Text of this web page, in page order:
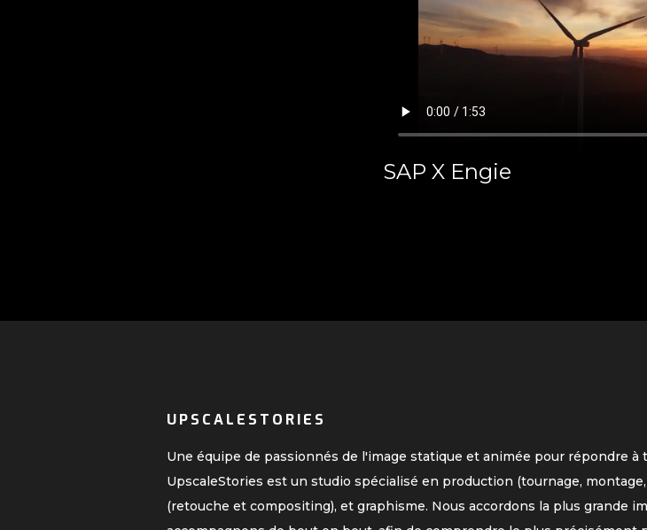
SAP X Engie
UPSCALESTORIES
Une équipe de passionnés de l'image statique et animée pour répondre à
UpscaleStories est un studio spécialisé en production (tournage,
(retouche et compositing), et graphisme. Nous accordons la plus grande